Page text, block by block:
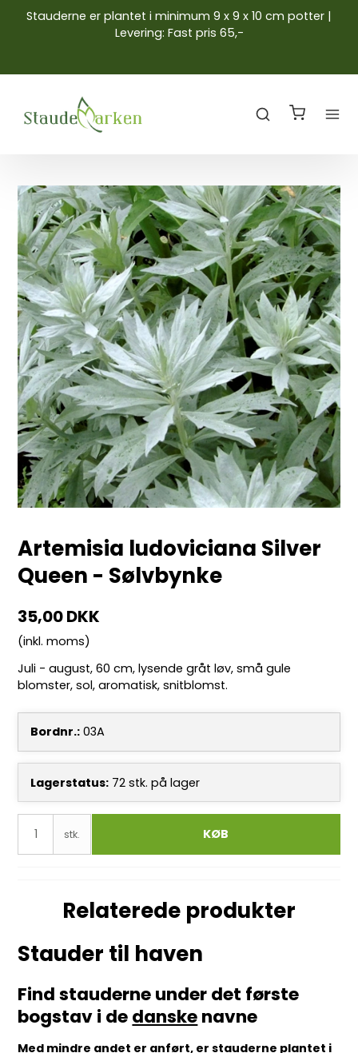
Stauderne er plantet i minimum 9 x 9 x 10 cm potter |
Levering: Fast pris 65,-
Artemisia ludoviciana Silver
Queen - Sølvbynke
35,00 DKK
(inkl. moms)
Juli - august, 60 cm, lysende gråt løv, små gule
blomster, sol, aromatisk, snitblomst.
Bordnr.: 03A
Lagerstatus: 72 stk. på lager
stk. KØB
Relaterede produkter
Stauder til haven
Find stauderne under det første
bogstav i dedanskenavne
Med mindre andet er anført, er stauderne plantet i